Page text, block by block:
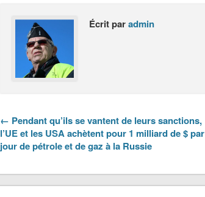
Écrit paradmin
← Pendant qu’ils se vantent de leurs sanctions,
l’UE et les USA achètent pour 1 milliard de $ par
jour de pétrole et de gaz à la Russie